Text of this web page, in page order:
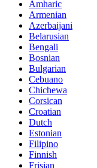
Amharic
Armenian
Azerbaijani
Belarusian
Bengali
Bosnian
Bulgarian
Cebuano
Chichewa
Corsican
Croatian
Dutch
Estonian
Filipino
Finnish
Frisian